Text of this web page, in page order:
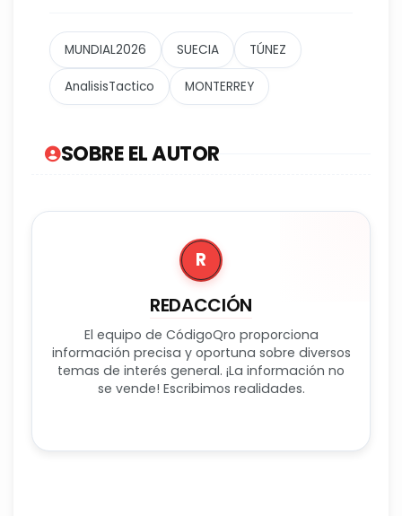
MUNDIAL2026 SUECIA TÚNEZ
AnalisisTactico MONTERREY
SOBRE EL AUTOR
R
REDACCIÓN
El equipo de CódigoQro proporciona
información precisa y oportuna sobre diversos
temas de interés general. ¡La información no
se vende! Escribimos realidades.